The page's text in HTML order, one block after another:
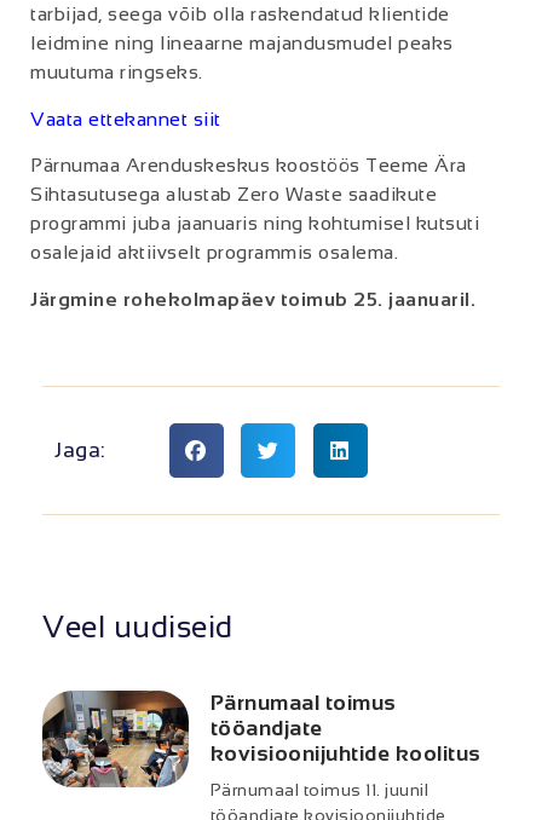
tarbijad, seega võib olla raskendatud klientide
leidmine ning lineaarne majandusmudel peaks
muutuma ringseks.
Vaata ettekannet siit
Pärnumaa Arenduskeskus koostöös Teeme Ära
Sihtasutusega alustab Zero Waste saadikute
programmi juba jaanuaris ning kohtumisel kutsuti
osalejaid aktiivselt programmis osalema.
Järgmine rohekolmapäev toimub 25. jaanuaril.
Jaga:
Veel uudiseid
Pärnumaal toimus
tööandjate
kovisioonijuhtide koolitus
Pärnumaal toimus 11. juunil
tööandjate kovisioonijuhtide